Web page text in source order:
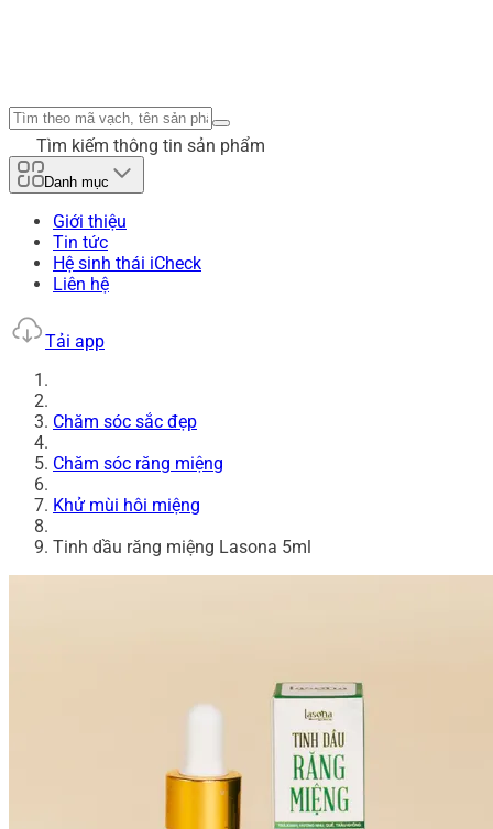
Tìm kiếm thông tin sản phẩm
Danh mục
Giới thiệu
Tin tức
Hệ sinh thái iCheck
Liên hệ
Tải app
Chăm sóc sắc đẹp
Chăm sóc răng miệng
Khử mùi hôi miệng
Tinh dầu răng miệng Lasona 5ml